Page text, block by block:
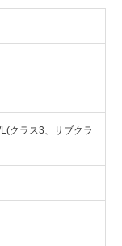
クラス3、サブクラ